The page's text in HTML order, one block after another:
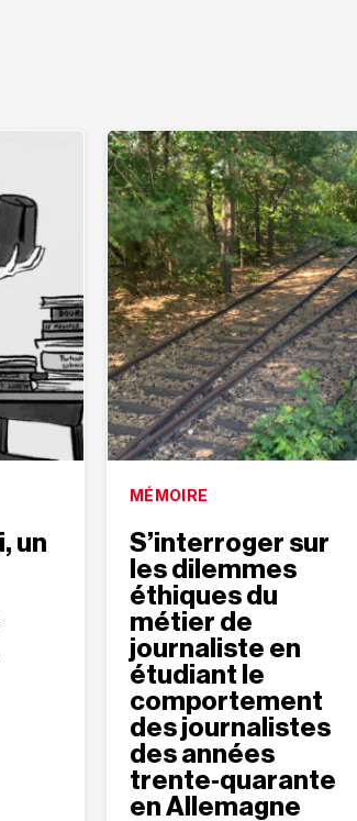
un
MÉMOIRE
S’interroger sur
les dilemmes
éthiques du
métier de
journaliste en
étudiant le
comportement
des journalistes
des années
trente‐​quarante
en Allemagne